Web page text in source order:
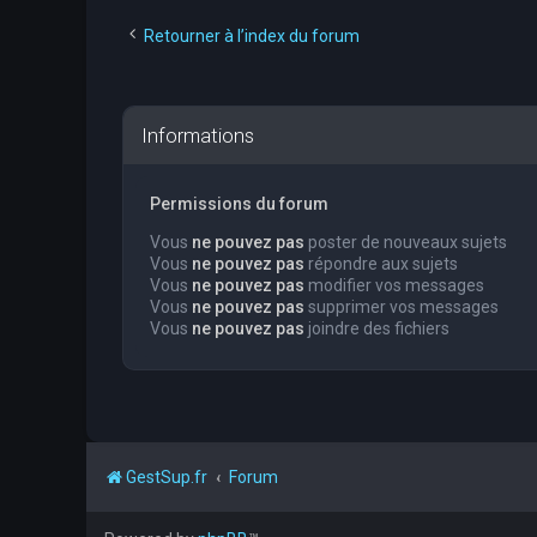
Retourner à l’index du forum
Informations
Permissions du forum
Vous ne pouvez pas poster de nouveaux sujets
Vous ne pouvez pas répondre aux sujets
Vous ne pouvez pas modifier vos messages
Vous ne pouvez pas supprimer vos messages
Vous ne pouvez pas joindre des fichiers
GestSup.fr Forum